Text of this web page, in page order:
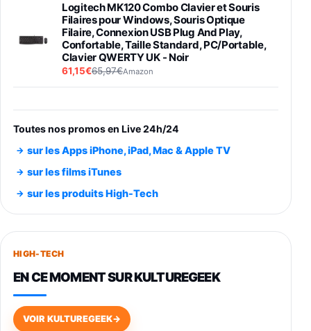
Logitech MK120 Combo Clavier et Souris
Filaires pour Windows, Souris Optique
Filaire, Connexion USB Plug And Play,
Confortable, Taille Standard, PC/Portable,
Clavier QWERTY UK - Noir
61,15€65,97€Amazon
entraénement direct 3 vitesses (33-45-78
trs/min) avec pre-ampli intégré et port USB
Smartphone SAMSUNG Galaxy S26 Ultra
891,99€1199€Fnac (Vendeur Tiers)
Smartphone SAMSUNG Galaxy S26+ Violet
749,99€
648,63€834,71€
Toutes nos promos en Live 24h/24
sur les Apps iPhone, iPad, Mac & Apple TV
sur les films iTunes
sur les produits High-Tech
HIGH-TECH
EN CE MOMENT SUR KULTUREGEEK
VOIR KULTUREGEEK→